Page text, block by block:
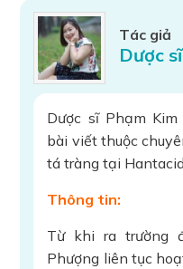
Tác giả
Dược
Dược sĩ Phạm
bài viết thuộc
tá tràng tại
Thông tin:
Từ khi ra trường
Phượng liên tục